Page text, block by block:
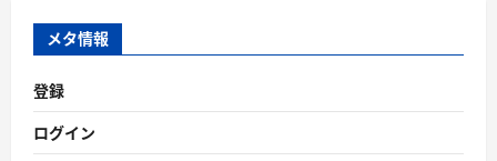
メタ情報
登録
ログイン